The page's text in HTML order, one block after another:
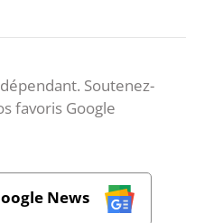
Soutenez-
favoris Google
News